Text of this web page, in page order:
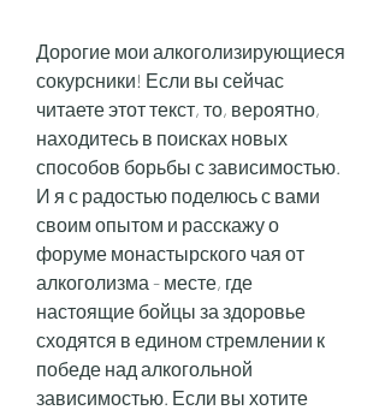
Дорогие мои алкоголизирующиеся
сокурсники! Если вы сейчас
читаете этот текст, то, вероятно,
находитесь в поисках новых
способов борьбы с зависимостью.
И я с радостью поделюсь с вами
своим опытом и расскажу о
форуме монастырского чая от
алкоголизма - месте, где
настоящие бойцы за здоровье
сходятся в едином стремлении к
победе над алкогольной
зависимостью. Если вы хотите